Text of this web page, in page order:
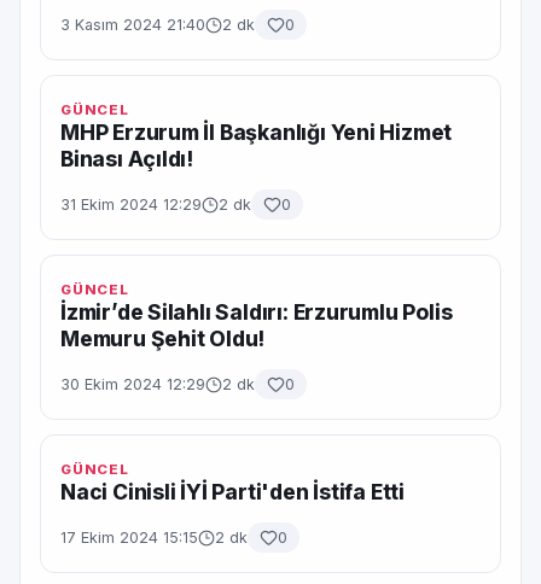
3 Kasım 2024 21:40 2 dk 0
GÜNCEL
MHP Erzurum İl Başkanlığı Yeni Hizmet
Binası Açıldı!
31 Ekim 2024 12:29 2 dk 0
GÜNCEL
İzmir’de Silahlı Saldırı: Erzurumlu Polis
Memuru Şehit Oldu!
30 Ekim 2024 12:29 2 dk 0
GÜNCEL
Naci Cinisli İYİ Parti'den İstifa Etti
17 Ekim 2024 15:15 2 dk 0